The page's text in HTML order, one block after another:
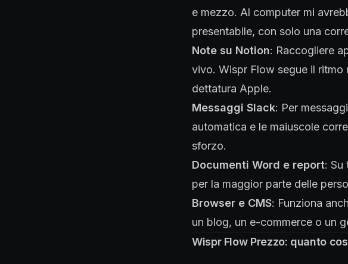
e mezzo. Al computer mi
presentabile, con solo una
Note su Notion: Raccogliere
vivo. Wispr Flow segue il ritmo
dettatura Apple.
Messaggi Slack: Per
automatica e le maiuscole
sforzo.
Documenti Word e report: Su
per la maggior parte delle
Browser e CMS: Funziona
un blog, un e-commerce o un
Wispr Flow Prezzo: quanto